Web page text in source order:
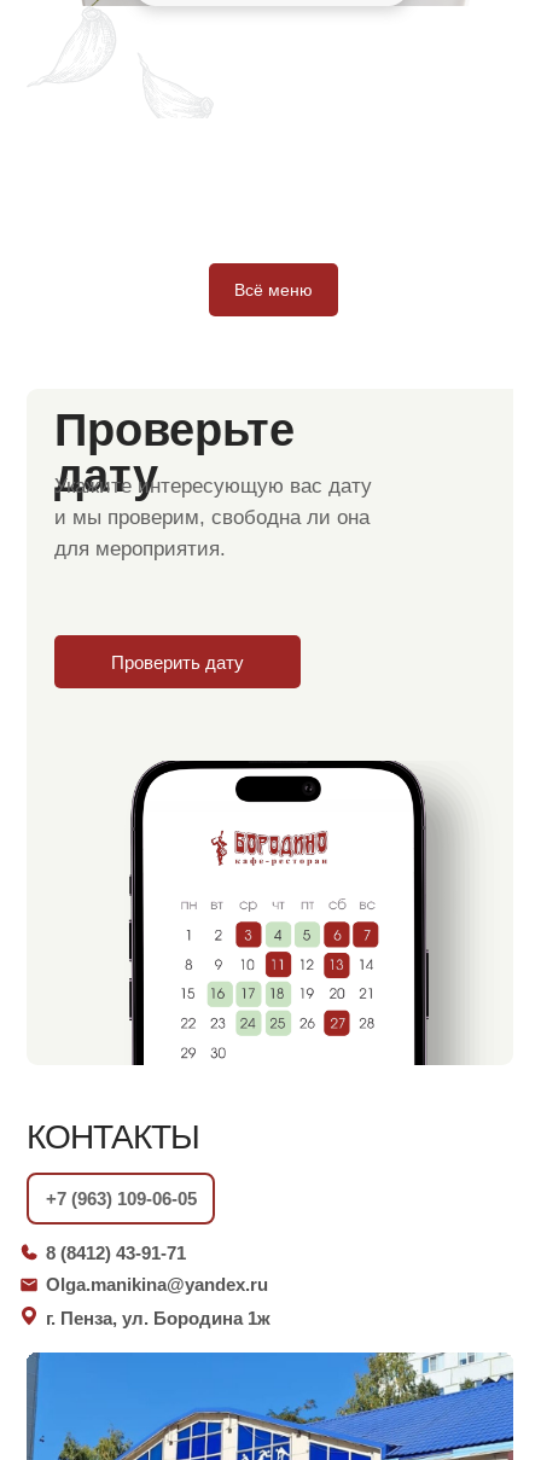
Всё меню
Проверьте
дату
Укажите интересующую вас дату
и мы проверим, свободна ли она
для мероприятия.
Проверить дату
8 (8412) 43-91-71
Olga.manikina@yandex.ru
г. Пенза, ул. Бородина 1ж
КОНТАКТЫ
+7 (963) 109-06-05